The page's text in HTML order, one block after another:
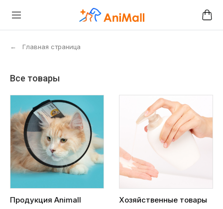
← Главная страница
Все товары
Продукция Animall Хозяйственные товары